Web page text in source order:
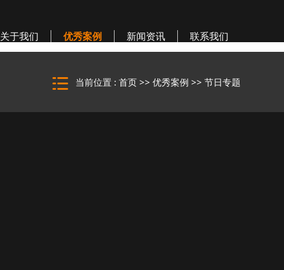
关于我们 优秀案例 新闻资讯 联系我们
当前位置 : 首页 >> 优秀案例 >> 节日专题